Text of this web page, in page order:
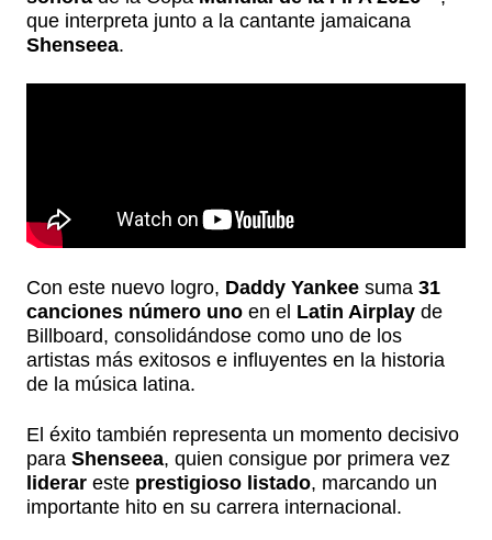
que interpreta junto a la cantante jamaicana
Shenseea.
Con este nuevo logro, Daddy Yankee suma 31
canciones número uno en el Latin Airplay de
Billboard, consolidándose como uno de los
artistas más exitosos e influyentes en la historia
de la música latina.
El éxito también representa un momento decisivo
para Shenseea, quien consigue por primera vez
liderar este prestigioso listado, marcando un
importante hito en su carrera internacional.